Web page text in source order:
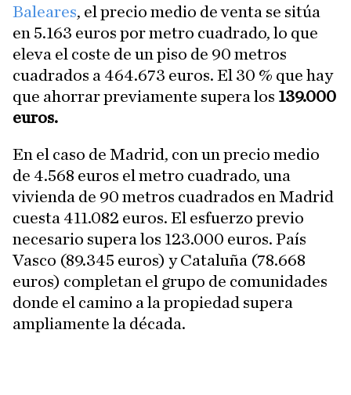
Baleares, el precio medio de venta se sitúa
en 5.163 euros por metro cuadrado, lo que
eleva el coste de un piso de 90 metros
cuadrados a 464.673 euros. El 30 % que hay
que ahorrar previamente supera los 139.000
euros.
En el caso de Madrid, con un precio medio
de 4.568 euros el metro cuadrado, una
vivienda de 90 metros cuadrados en Madrid
cuesta 411.082 euros. El esfuerzo previo
necesario supera los 123.000 euros. País
Vasco (89.345 euros) y Cataluña (78.668
euros) completan el grupo de comunidades
donde el camino a la propiedad supera
ampliamente la década.